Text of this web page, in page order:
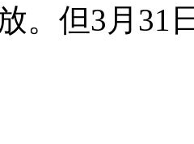
。但3月31